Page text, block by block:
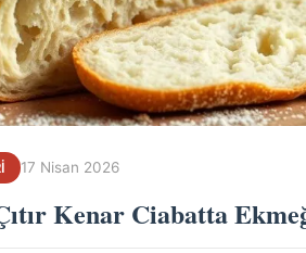
17 Nisan 2026
Kenar Ciabatta